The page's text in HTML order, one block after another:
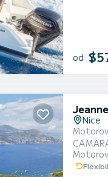
od
Nice
Motorový člun